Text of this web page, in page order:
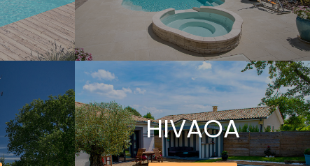
HIVAOA